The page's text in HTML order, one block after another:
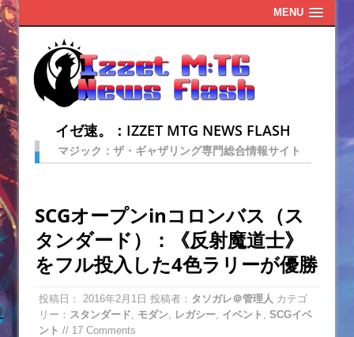
MENU
イゼ速。：IZZET MTG NEWS FLASH
マジック：ザ・ギャザリング専門総合情報サイト
SCGオープンinコロンバス（ス
タンダード）：《反射魔道士》
をフル投入した4色ラリーが優勝
投稿日： 2016年2月1日 投稿者： タソガレ＠管理人 カテゴ
リー： スタンダード モダン レガシー イベント
SCGイベ
ント // 17 Comments